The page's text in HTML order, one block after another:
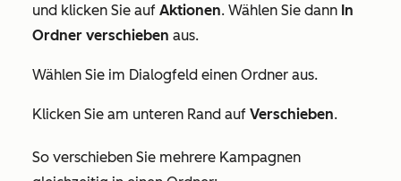
und klicken Sie auf Aktionen. Wählen Sie dann In
Ordner verschieben aus.
Wählen Sie im Dialogfeld einen Ordner aus.
Klicken Sie am unteren Rand auf Verschieben.
So verschieben Sie mehrere Kampagnen